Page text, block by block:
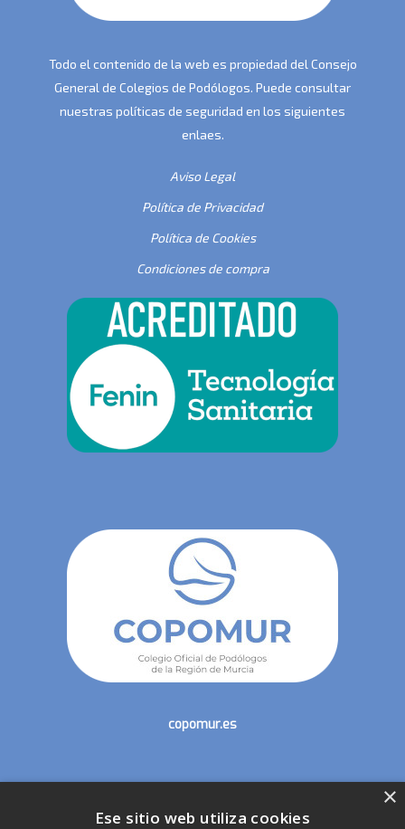
Todo el contenido de la web es propiedad del Consejo
General de Colegios de Podólogos. Puede consultar
nuestras políticas de seguridad en los siguientes
enlaes.
Aviso Legal
Política de Privacidad
Política de Cookies
Condiciones de compra
copomur.es
×
Ese sitio web utiliza cookies